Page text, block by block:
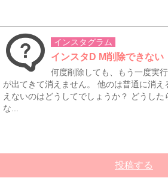
インスタグラム
インスタD M削除できない
何度削除しても、もう一度実
が出てきて消えません。 他のは普通に消
えないのはどうしてでしょうか？ どうした
な...
投稿する